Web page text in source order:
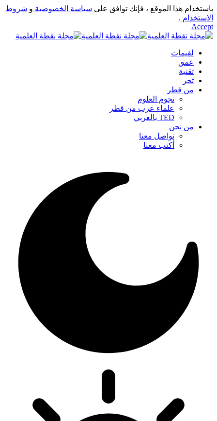
باستخدام هذا الموقع ، فإنك توافق على سياسة الخصوصية و شروط
الاستخدام .
Accept
لقيمات
عمق
تقنية
تحر
من قطر
نجوم العلوم
علماء عرب من قطر
TED بالعربي
من نحن
تواصل معنا
أكتب معنا